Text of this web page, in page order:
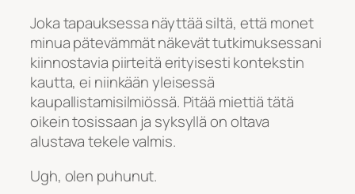
Joka tapauksessa näyttää siltä, että monet
minua pätevämmät näkevät tutkimuksessani
kiinnostavia piirteitä erityisesti kontekstin
kautta, ei niinkään yleisessä
kaupallistamisilmiössä. Pitää miettiä tätä
oikein tosissaan ja syksyllä on oltava
alustava tekele valmis.
Ugh, olen puhunut.